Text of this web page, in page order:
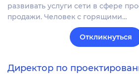
развивать услуги сети в сфере
продажи. Человек с горящими…
Откликнуться
Директор по